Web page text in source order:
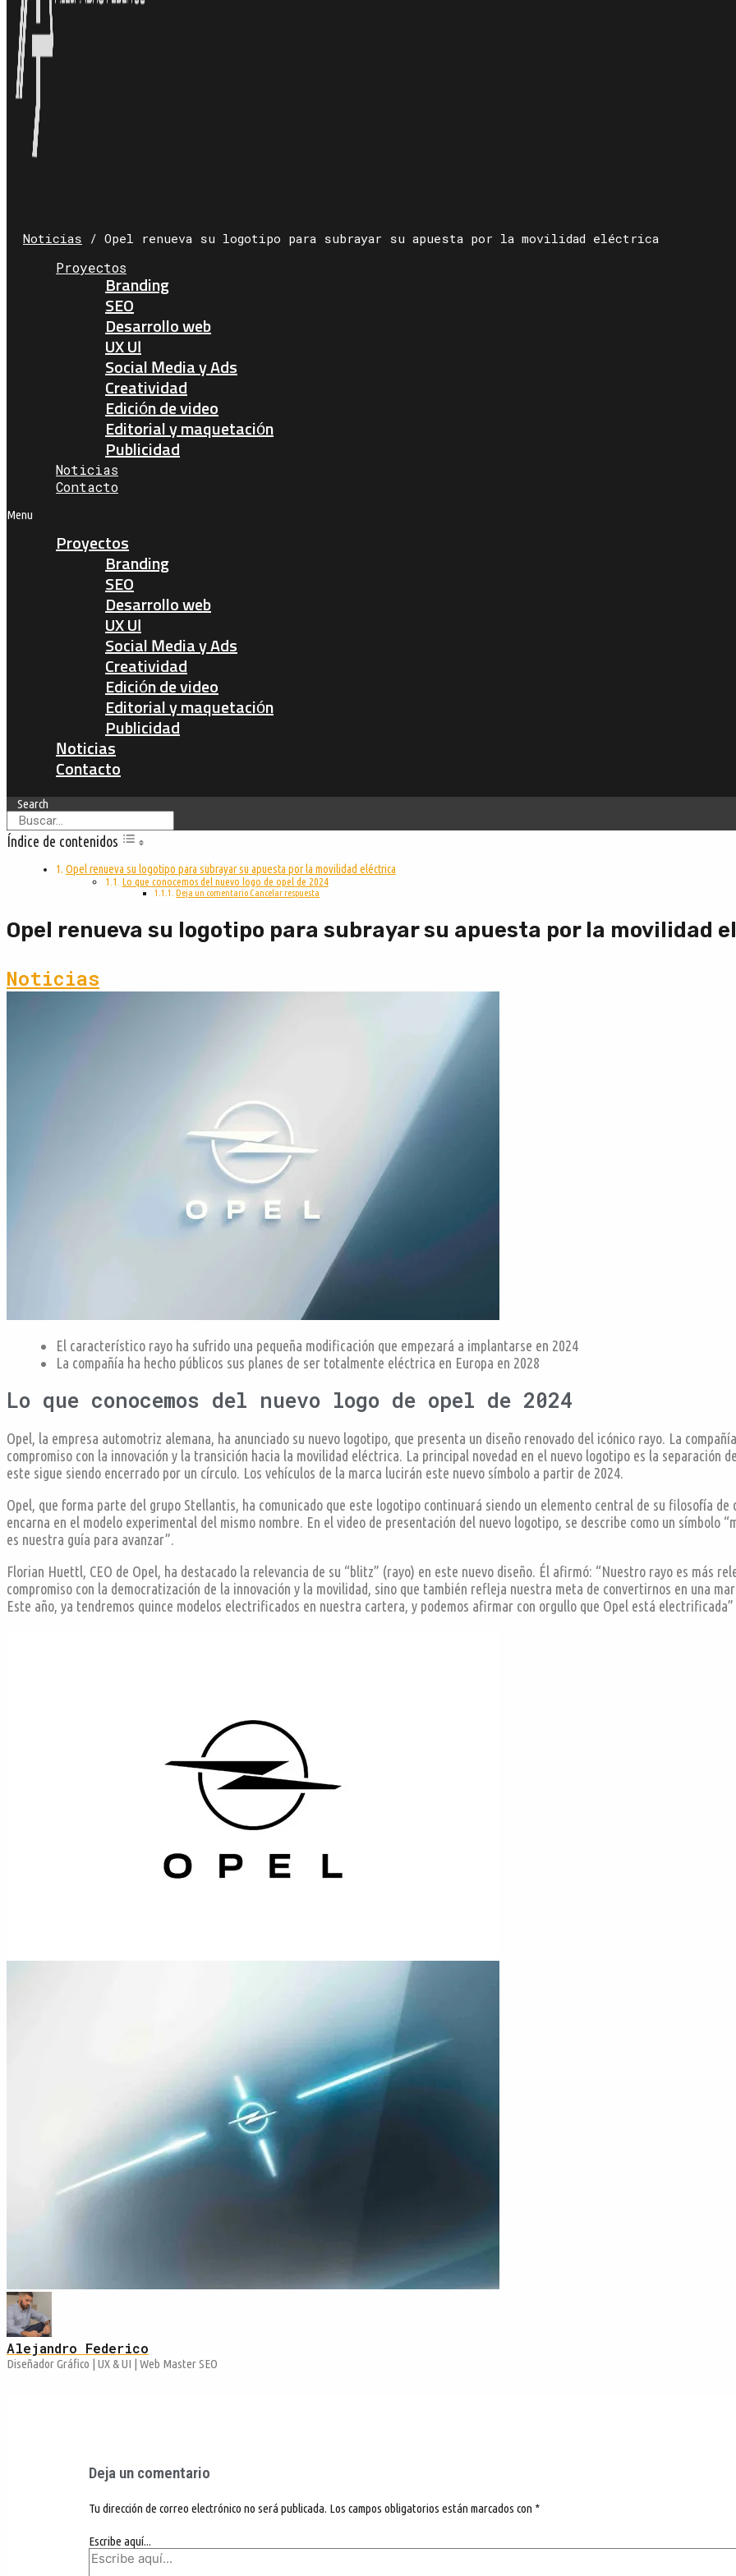
Noticias / Opel renueva su logotipo para subrayar su apuesta por la movilidad eléctrica
Proyectos
Branding
SEO
Desarrollo web
UX UI
Social Media y Ads
Creatividad
Edición de video
Editorial y maquetación
Publicidad
Noticias
Contacto
Menu
Proyectos
Branding
SEO
Desarrollo web
UX UI
Social Media y Ads
Creatividad
Edición de video
Editorial y maquetación
Publicidad
Noticias
Contacto
Search
Índice de contenidos
Opel renueva su logotipo para subrayar su apuesta por la movilidad eléctrica
Lo que conocemos del nuevo logo de opel de 2024
Deja un comentario Cancelar respuesta
Opel renueva su logotipo para subrayar su apuesta por la movilidad
Noticias
El característico rayo ha sufrido una pequeña modificación que empezará a implantarse en 2024
La compañía ha hecho públicos sus planes de ser totalmente eléctrica en Europa en 2028
Lo que conocemos del nuevo logo de opel de 2024
Opel, la empresa automotriz alemana, ha anunciado su nuevo logotipo, que presenta un diseño renovado del icónico rayo. La
compromiso con la innovación y la transición hacia la movilidad eléctrica. La principal novedad en el nuevo logotipo es la separación
este sigue siendo encerrado por un círculo. Los vehículos de la marca lucirán este nuevo símbolo a partir de 2024.
Opel, que forma parte del grupo Stellantis, ha comunicado que este logotipo continuará siendo un elemento central de su filosofía de
encarna en el modelo experimental del mismo nombre. En el video de presentación del nuevo logotipo, se describe como un símbolo
es nuestra guía para avanzar”.
Florian Huettl, CEO de Opel, ha destacado la relevancia de su “blitz” (rayo) en este nuevo diseño. Él afirmó: “Nuestro rayo es más
compromiso con la democratización de la innovación y la movilidad, sino que también refleja nuestra meta de convertirnos en una
Este año, ya tendremos quince modelos electrificados en nuestra cartera, y podemos afirmar con orgullo que Opel está electrificada”
Alejandro Federico
Diseñador Gráfico | UX & UI | Web Master SEO
Deja un comentario
Tu dirección de correo electrónico no será publicada. Los campos obligatorios están marcados con *
Escribe aquí...